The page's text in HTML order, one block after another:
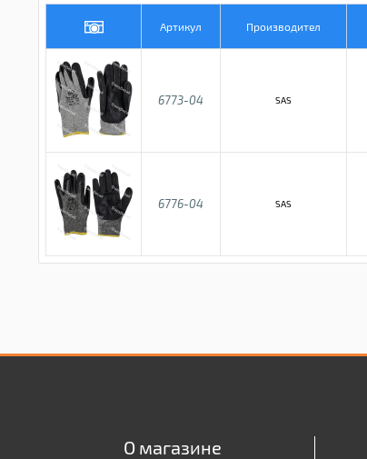
Артикул Производител
6773-04 SAS
6776-04 SAS
О магазине